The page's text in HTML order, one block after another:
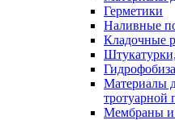
Герметики
Наливные
Кладочные
Материалы
тротуарной
Мембраны и